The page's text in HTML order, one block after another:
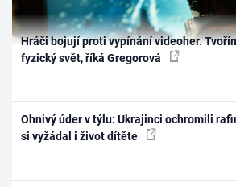
Hráči bojují proti vypínání videoher.
fyzický svět, říká Gregorová
Ohnivý úder v týlu: Ukrajinci ochromili
si vyžádal i život dítěte